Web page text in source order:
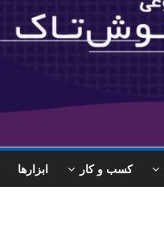
کسب و کار ابزارها